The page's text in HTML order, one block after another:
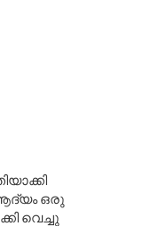
ഒരു
വെച്ചു